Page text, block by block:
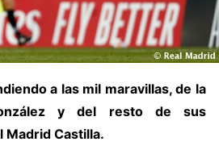
a las mil maravillas, de la
y del resto de sus
Madrid Castilla.